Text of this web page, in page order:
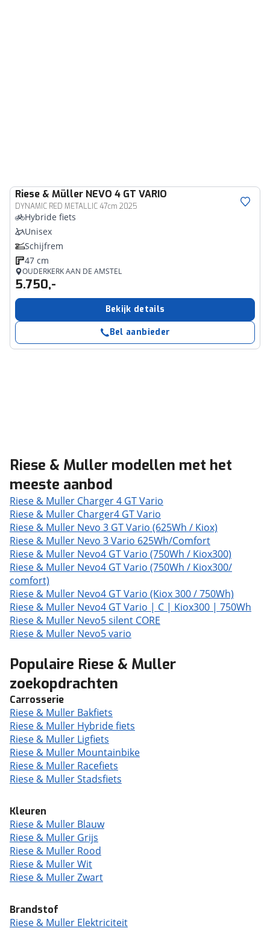
Riese & Müller NEVO 4 GT VARIO
DYNAMIC RED METALLIC 47cm 2025
Hybride fiets
Unisex
Schijfrem
47 cm
OUDERKERK AAN DE AMSTEL
5.750,-
Bekijk details
Bel aanbieder
Riese & Muller modellen met het
meeste aanbod
Riese & Muller Charger 4 GT Vario
Riese & Muller Charger4 GT Vario
Riese & Muller Nevo 3 GT Vario (625Wh / Kiox)
Riese & Muller Nevo 3 Vario 625Wh/Comfort
Riese & Muller Nevo4 GT Vario (750Wh / Kiox300)
Riese & Muller Nevo4 GT Vario (750Wh / Kiox300/
comfort)
Riese & Muller Nevo4 GT Vario (Kiox 300 / 750Wh)
Riese & Muller Nevo4 GT Vario | C | Kiox300 | 750Wh
Riese & Muller Nevo5 silent CORE
Riese & Muller Nevo5 vario
Populaire Riese & Muller
zoekopdrachten
Carrosserie
Riese & Muller Bakfiets
Riese & Muller Hybride fiets
Riese & Muller Ligfiets
Riese & Muller Mountainbike
Riese & Muller Racefiets
Riese & Muller Stadsfiets
Kleuren
Riese & Muller Blauw
Riese & Muller Grijs
Riese & Muller Rood
Riese & Muller Wit
Riese & Muller Zwart
Brandstof
Riese & Muller Elektriciteit